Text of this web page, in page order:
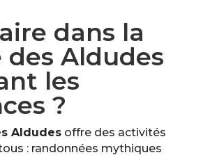
dans la
des Aldudes
les
?
Aldudesoffre des activités
: randonnées mythiques